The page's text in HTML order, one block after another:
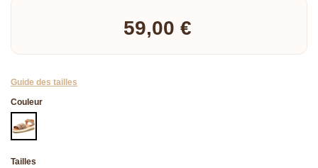
59,00 €
Guide des tailles
Couleur
BEIGE
Tailles